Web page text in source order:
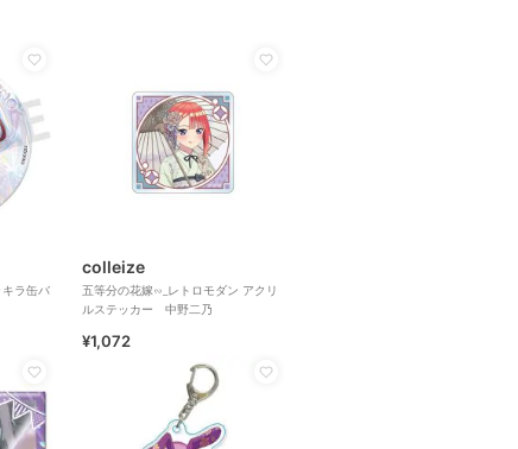
ラ缶バ
colleize
五等分の花嫁∽_レトロモダン アクリ
ルステッカー 中野二乃
¥1,072